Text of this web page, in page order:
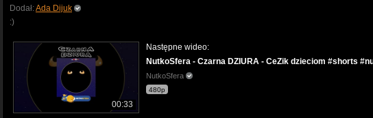
Dodał:Ada Dijuk
:)
00:33
Następne wideo:
NutkoSfera - Czarna DZIURA - CeZik dzieciom #shorts
NutkoSfera
480p